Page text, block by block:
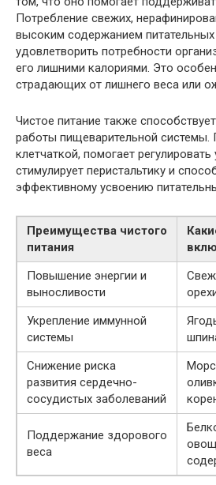
Потребление свежих,
высоким содержанием
удовлетворить потребности
его лишними калориями. Это
страдающих от лишнего веса или
Чистое питание также
работы пищеварительной системы.
клетчаткой, помогает регулировать
стимулирует перистальтику и
эффективному усвоению
Преимущества чистого
питания
Повышение энергии и
выносливости
Укрепление иммунной
системы
Снижение риска
развития сердечно-
сосудистых заболеваний
Поддержание здорового
веса